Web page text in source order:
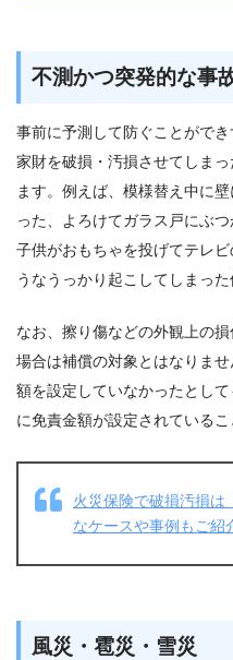
不測かつ突発的な事
事前に予測して防ぐことがで
家財を破損・汚損させてしま
ます。例えば、模様替え中に
った、よろけてガラス戸にぶ
子供がおもちゃを投げてテレ
うなうっかり起こしてしまっ
なお、擦り傷などの外観上の
場合は補償の対象とはなりま
額を設定していなかったとし
に免責金額が設定されているこ
火災保険で破損汚損は
なケースや事例もご紹
風災・雹災・雪災